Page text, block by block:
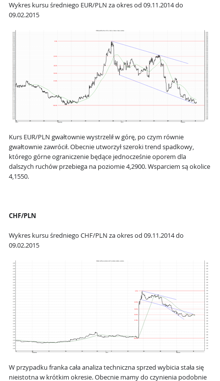
Wykres kursu średniego EUR/PLN za okres od 09.11.2014 do
09.02.2015
Kurs EUR/PLN gwałtownie wystrzelił w górę, po czym równie
gwałtownie zawrócił. Obecnie utworzył szeroki trend spadkowy,
którego górne ograniczenie będące jednocześnie oporem dla
dalszych ruchów przebiega na poziomie 4,2900. Wsparciem są okolice
4,1550.
CHF/PLN
Wykres kursu średniego CHF/PLN za okres od 09.11.2014 do
09.02.2015
W przypadku franka cała analiza techniczna sprzed wybicia stała się
nieistotna w krótkim okresie. Obecnie mamy do czynienia podobnie